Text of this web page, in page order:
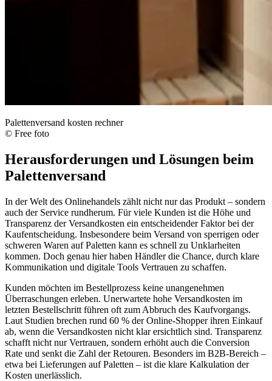
Palettenversand kosten rechner
© Free foto
Herausforderungen und Lösungen beim
Palettenversand
In der Welt des Onlinehandels zählt nicht nur das Produkt – sondern
auch der Service rundherum. Für viele Kunden ist die Höhe und
Transparenz der Versandkosten ein entscheidender Faktor bei der
Kaufentscheidung. Insbesondere beim Versand von sperrigen oder
schweren Waren auf Paletten kann es schnell zu Unklarheiten
kommen. Doch genau hier haben Händler die Chance, durch klare
Kommunikation und digitale Tools Vertrauen zu schaffen.
Kunden möchten im Bestellprozess keine unangenehmen
Überraschungen erleben. Unerwartete hohe Versandkosten im
letzten Bestellschritt führen oft zum Abbruch des Kaufvorgangs.
Laut Studien brechen rund 60 % der Online-Shopper ihren Einkauf
ab, wenn die Versandkosten nicht klar ersichtlich sind. Transparenz
schafft nicht nur Vertrauen, sondern erhöht auch die Conversion
Rate und senkt die Zahl der Retouren. Besonders im B2B-Bereich –
etwa bei Lieferungen auf Paletten – ist die klare Kalkulation der
Kosten unerlässlich.